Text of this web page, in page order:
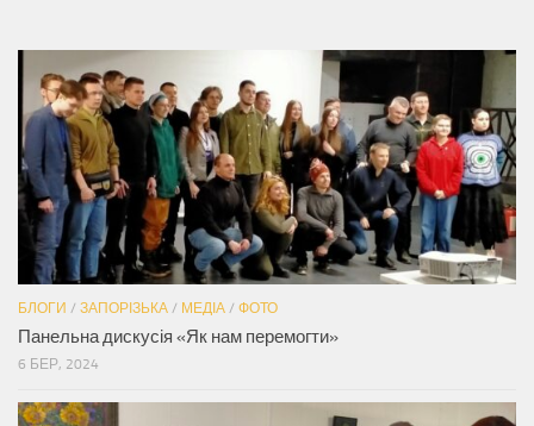
БЛОГИ / ЗАПОРІЗЬКА / МЕДІА / ФОТО
Панельна дискусія «Як нам перемогти»
6 БЕР, 2024